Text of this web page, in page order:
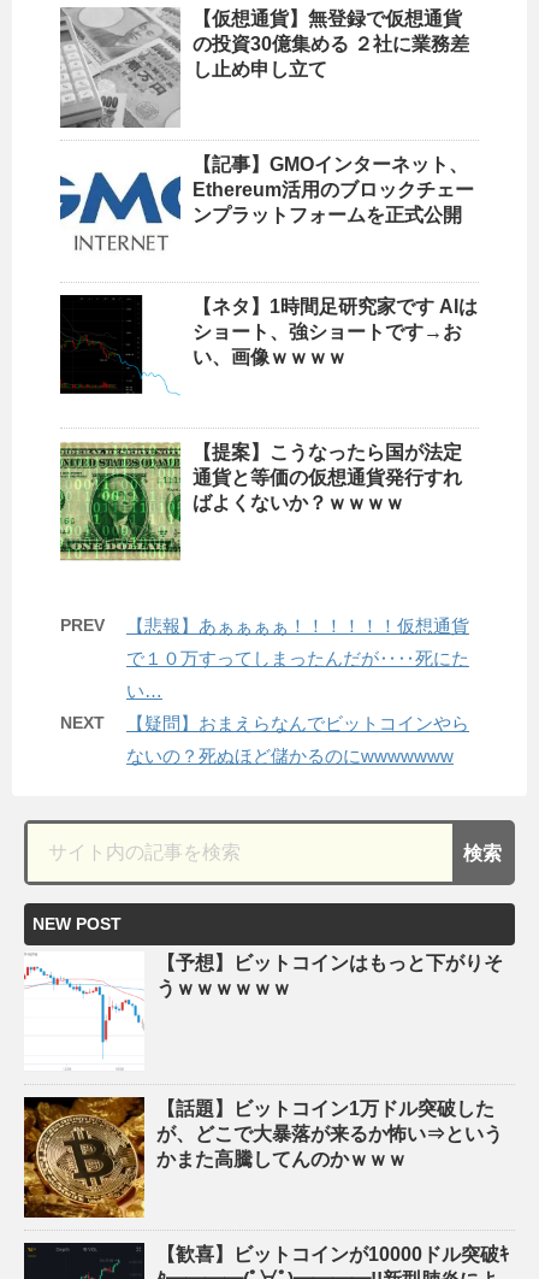
【仮想通貨】無登録で仮想通貨
の投資30億集める ２社に業務差
し止め申し立て
【記事】GMOインターネット、
Ethereum活用のブロックチェー
ンプラットフォームを正式公開
【ネタ】1時間足研究家です AIは
ショート、強ショートです→お
い、画像ｗｗｗｗ
【提案】こうなったら国が法定
通貨と等価の仮想通貨発行すれ
ばよくないか？ｗｗｗｗ
PREV
【悲報】あぁぁぁぁ！！！！！！仮想通貨
で１０万すってしまったんだが‥‥死にた
い…
NEXT
【疑問】おまえらなんでビットコインやら
ないの？死ぬほど儲かるのにwwwwwww
NEW POST
【予想】ビットコインはもっと下がりそ
うｗｗｗｗｗｗ
【話題】ビットコイン1万ドル突破した
が、どこで大暴落が来るか怖い⇒という
かまた高騰してんのかｗｗｗ
【歓喜】ビットコインが10000ドル突破ｷ